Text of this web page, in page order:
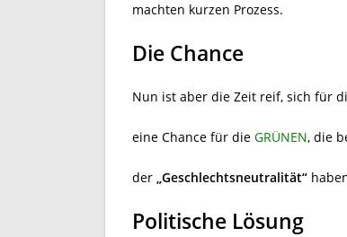
machten kurzen Prozess.
Die Chance
Nun ist aber die Zeit reif, sich für
eine Chance für die GRÜNEN, die
der „Geschlechtsneutralität“
Politische Lösung